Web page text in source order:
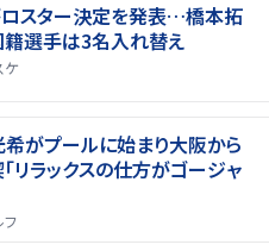
ロスター決定を発表…橋本拓
籍選手は3名入れ替え
ケ
がプールに始まり大阪から
リラックスの仕方がゴージャ
フ